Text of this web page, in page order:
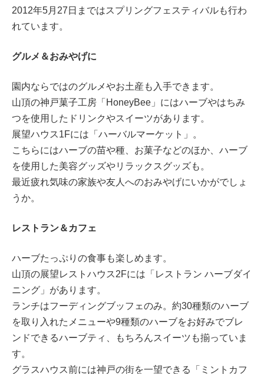
2012年5月27日まではスプリングフェスティバルも行わ
れています。
グルメ＆おみやげに
園内ならではのグルメやお土産も入手できます。
山頂の神戸菓子工房「HoneyBee」にはハーブやはちみ
つを使用したドリンクやスイーツがあります。
展望ハウス1Fには「ハーバルマーケット」。
こちらにはハーブの苗や種、お菓子などのほか、ハーブ
を使用した美容グッズやリラックスグッズも。
最近疲れ気味の家族や友人へのおみやげにいかがでしょ
うか。
レストラン＆カフェ
ハーブたっぷりの食事も楽しめます。
山頂の展望レストハウス2Fには「レストラン ハーブダイ
ニング」があります。
ランチはフーディングブッフェのみ。約30種類のハーブ
を取り入れたメニューや9種類のハーブをお好みでブレ
ンドできるハーブティ、もちろんスイーツも揃っていま
す。
グラスハウス前には神戸の街を一望できる「ミントカフ